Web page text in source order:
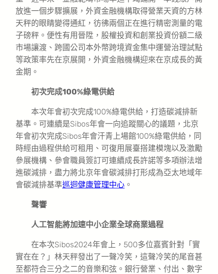
放進一個步驟擴展，外資金融機構取得營業天資的方林
天秤的眼睛變得通紅，彷彿兩個正在進行精密測量的電
子磅秤。便性有用晉陞，股權投資和創業投資份額二級
市場讓渡、跨國公司本外幣跨境資金集中運營治理試點
等政策率先在京展開，外資金融機構迎來在京成長的黃
金期。
初次完成100%綠電供給
本次年會初次完成100%綠電供給，打造碳減排新
基準。可連續是Sibos年會一向追蹤關心的議題，北京
年會初次完成Sibos年會汗青上場館100%綠電供給，同
時經由過程供給可租用、可復用展臺搭建模塊以及激勵
參展機構、參會職員簽訂可連續成長許諾等多項辦法增
進碳減排，盡力將北京年會碳減排打形成為亞太地域年
會碳減排基準巡迴健康管理中心 。
聲響
人工智能將加速中小企業全球商業過程
在本次Sibos2024年會上，500多位嘉賓針對「實
實在在？」林天秤發出了一聲冷笑，這聲冷笑的尾音甚
至都符合三分之二的音樂和弦。銀行營業、付出、數字